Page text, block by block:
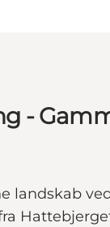
-
landskab